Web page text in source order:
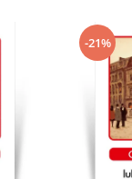
-21%